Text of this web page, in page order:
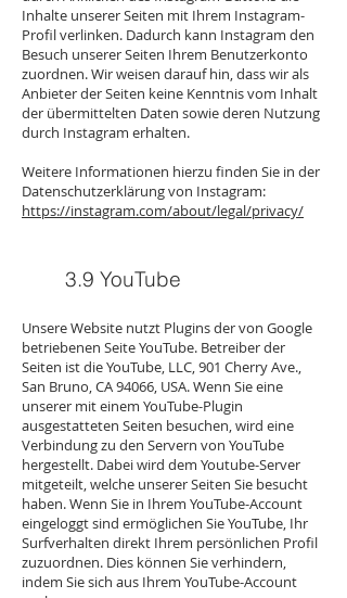
Inhalte unserer Seiten mit Ihrem Instagram-
Profil verlinken. Dadurch kann Instagram den
Besuch unserer Seiten Ihrem Benutzerkonto
zuordnen. Wir weisen darauf hin, dass wir als
Anbieter der Seiten keine Kenntnis vom Inhalt
der übermittelten Daten sowie deren Nutzung
durch Instagram erhalten.
Weitere Informationen hierzu finden Sie in der
Datenschutzerklärung von Instagram:
https://instagram.com/about/legal/privacy/
3.9 YouTube
Unsere Website nutzt Plugins der von Google
betriebenen Seite YouTube. Betreiber der
Seiten ist die YouTube, LLC, 901 Cherry Ave.,
San Bruno, CA 94066, USA. Wenn Sie eine
unserer mit einem YouTube-Plugin
ausgestatteten Seiten besuchen, wird eine
Verbindung zu den Servern von YouTube
hergestellt. Dabei wird dem Youtube-Server
mitgeteilt, welche unserer Seiten Sie besucht
haben. Wenn Sie in Ihrem YouTube-Account
eingeloggt sind ermöglichen Sie YouTube, Ihr
Surfverhalten direkt Ihrem persönlichen Profil
zuzuordnen. Dies können Sie verhindern,
indem Sie sich aus Ihrem YouTube-Account